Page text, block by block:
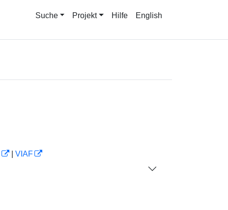
Suche Projekt Hilfe English
VIAF